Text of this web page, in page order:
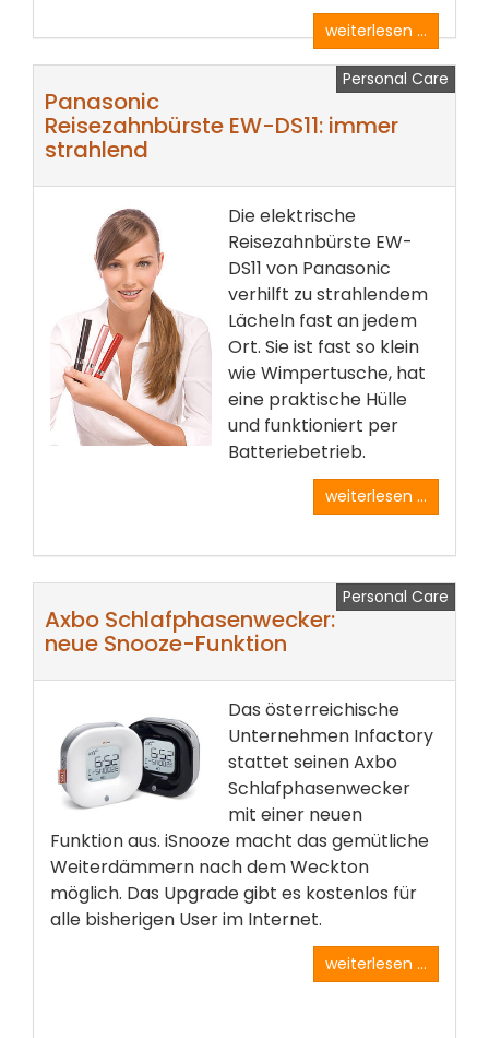
weiterlesen ...
Personal Care
Panasonic
Reisezahnbürste EW-DS11: immer
strahlend
Die elektrische
Reisezahnbürste EW-
DS11 von Panasonic
verhilft zu strahlendem
Lächeln fast an jedem
Ort. Sie ist fast so klein
wie Wimpertusche, hat
eine praktische Hülle
und funktioniert per
Batteriebetrieb.
weiterlesen ...
Personal Care
Axbo Schlafphasenwecker:
neue Snooze-Funktion
Das österreichische
Unternehmen Infactory
stattet seinen Axbo
Schlafphasenwecker
mit einer neuen
Funktion aus. iSnooze macht das gemütliche
Weiterdämmern nach dem Weckton
möglich. Das Upgrade gibt es kostenlos für
alle bisherigen User im Internet.
weiterlesen ...